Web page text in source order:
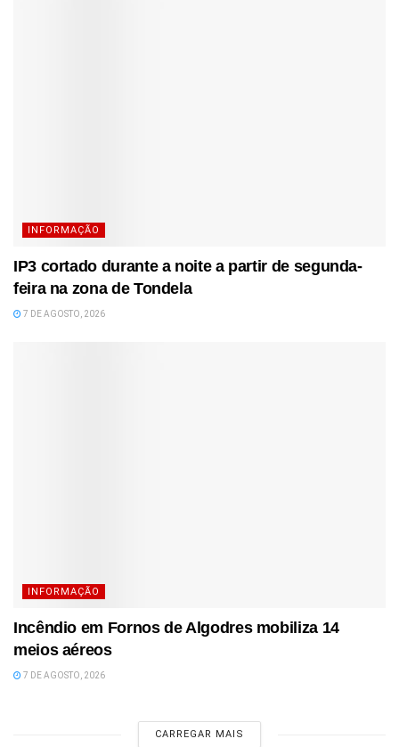
INFORMAÇÃO
IP3 cortado durante a noite a partir de segunda-
feira na zona de Tondela
7 DE AGOSTO, 2026
INFORMAÇÃO
Incêndio em Fornos de Algodres mobiliza 14
meios aéreos
7 DE AGOSTO, 2026
CARREGAR MAIS